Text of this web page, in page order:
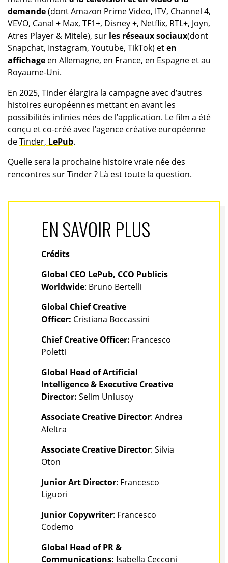
demande(dont Amazon Prime Video, ITV, Channel 4,
VEVO, Canal + Max, TF1+, Disney +, Netflix, RTL+, Joyn,
Atres Player & Mitele), sur les réseaux sociaux(dont
Snapchat, Instagram, Youtube, TikTok) eten
affichageen Allemagne, en France, en Espagne et au
Royaume-Uni.
En 2025, Tinder élargira la campagne avec d’autres
histoires européennes mettant en avant les
possibilités infinies nées de l’application. Le film a été
conçu et co-créé avec l’agence créative européenne
deTinder, LePub.
Quelle sera la prochaine histoire vraie née des
rencontres sur Tinder ? Là est toute la question.
EN SAVOIR PLUS
Crédits
Global CEO LePub, CCO Publicis
Worldwide: Bruno Bertelli
Global Chief Creative
Officer: Cristiana Boccassini
Chief Creative Officer: Francesco
Poletti
Global Head of Artificial
Intelligence & Executive Creative
Director: Selim Unlusoy
Associate Creative Director: Andrea
Afeltra
Associate Creative Director: Silvia
Oton
Junior Art Director: Francesco
Liguori
Junior Copywriter: Francesco
Codemo
Global Head of PR &
Communications: Isabella Cecconi